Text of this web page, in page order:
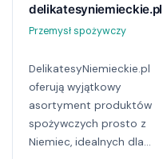
delikatesyniemieckie.pl
Przemysł spożywczy
DelikatesyNiemieckie.pl
oferują wyjątkowy
asortyment produktów
spożywczych prosto z
Niemiec, idealnych dla...